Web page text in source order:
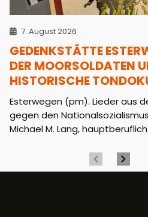
7. August 2026
GEDENKSTÄTTE
DER MOORSOLDATEN
HISTORISCHE
Esterwegen (pm). Lieder aus
gegen den
Michael M. Lang, hauptberuflich